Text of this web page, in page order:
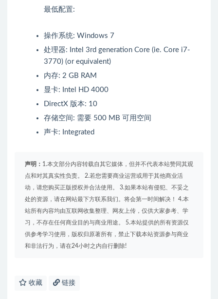
最低配置:
操作系统: Windows 7
处理器: Intel 3rd generation Core (ie. Core i7-
3770) (or equivalent)
内存: 2 GB RAM
显卡: Intel HD 4000
DirectX 版本: 10
存储空间: 需要 500 MB 可用空间
声卡: Integrated
声明： 1.本文部分内容转载自其它媒体，但并不代表本站赞同其观
点和对其真实性负责。 2.若您需要商业运营或用于其他商业活
动，请您购买正版授权并合法使用。 3.如果本站有侵犯、不妥之
处的资源，请在网站最下方联系我们。将会第一时间解决！ 4.本
站所有内容均由互联网收集整理、网友上传，仅供大家参考、学
习，不存在任何商业目的与商业用途。 5.本站提供的所有资源仅
供参考学习使用，版权归原著所有，禁止下载本站资源参与商业
和非法行为，请在24小时之内自行删除!
收藏 链接